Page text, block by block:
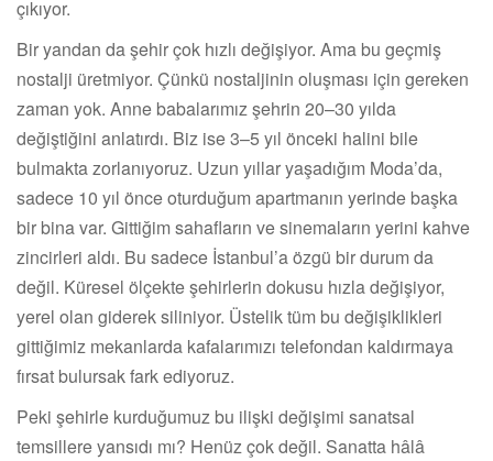
çıkıyor.
Bir yandan da şehir çok hızlı değişiyor. Ama bu geçmiş
nostalji üretmiyor. Çünkü nostaljinin oluşması için gereken
zaman yok. Anne babalarımız şehrin 20–30 yılda
değiştiğini anlatırdı. Biz ise 3–5 yıl önceki halini bile
bulmakta zorlanıyoruz. Uzun yıllar yaşadığım Moda’da,
sadece 10 yıl önce oturduğum apartmanın yerinde başka
bir bina var. Gittiğim sahafların ve sinemaların yerini kahve
zincirleri aldı. Bu sadece İstanbul’a özgü bir durum da
değil. Küresel ölçekte şehirlerin dokusu hızla değişiyor,
yerel olan giderek siliniyor. Üstelik tüm bu değişiklikleri
gittiğimiz mekanlarda kafalarımızı telefondan kaldırmaya
fırsat bulursak fark ediyoruz.
Peki şehirle kurduğumuz bu ilişki değişimi sanatsal
temsillere yansıdı mı? Henüz çok değil. Sanatta hâlâ